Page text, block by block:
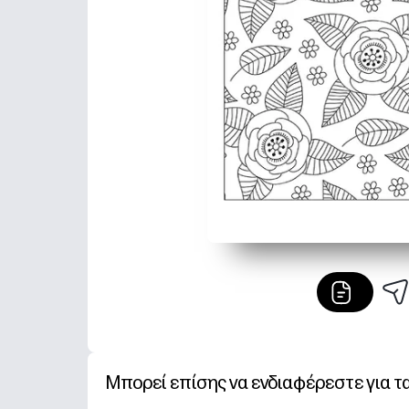
Μπορεί επίσης να ενδιαφέρεστε για